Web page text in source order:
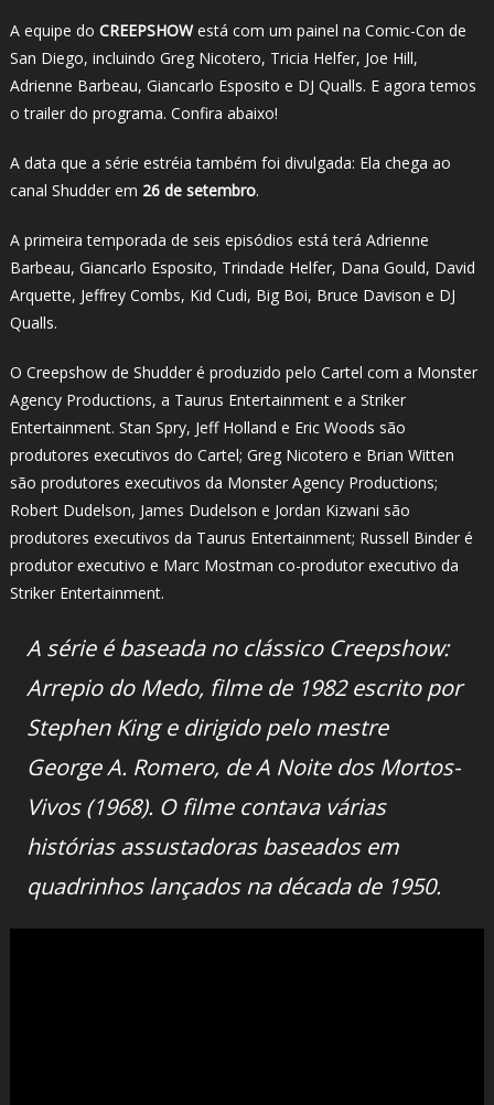
A equipe do CREEPSHOWestá com um painel na Comic-Con de
San Diego, incluindo Greg Nicotero, Tricia Helfer, Joe Hill,
Adrienne Barbeau, Giancarlo Esposito e DJ Qualls. E agora temos
o trailer do programa. Confira abaixo!
A data que a série estréia também foi divulgada: Ela chega ao
canal Shudder em 26 de setembro.
A primeira temporada de seis episódios está terá Adrienne
Barbeau, Giancarlo Esposito, Trindade Helfer, Dana Gould, David
Arquette, Jeffrey Combs, Kid Cudi, Big Boi, Bruce Davison e DJ
Qualls.
O Creepshow de Shudder é produzido pelo Cartel com a Monster
Agency Productions, a Taurus Entertainment e a Striker
Entertainment. Stan Spry, Jeff Holland e Eric Woods são
produtores executivos do Cartel; Greg Nicotero e Brian Witten
são produtores executivos da Monster Agency Productions;
Robert Dudelson, James Dudelson e Jordan Kizwani são
produtores executivos da Taurus Entertainment; Russell Binder é
produtor executivo e Marc Mostman co-produtor executivo da
Striker Entertainment.
A série é baseada no clássico Creepshow:
Arrepio do Medo, filme de 1982 escrito por
Stephen King e dirigido pelo mestre
George A. Romero, de A Noite dos Mortos-
Vivos (1968). O filme contava várias
histórias assustadoras baseados em
quadrinhos lançados na década de 1950.